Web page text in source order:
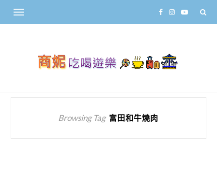
Browsing Tag 富田和牛燒肉